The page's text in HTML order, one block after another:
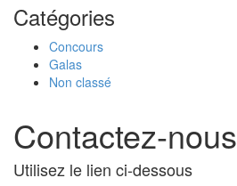
Catégories
Concours
Galas
Non classé
Contactez-nous
Utilisez le lien ci-dessous